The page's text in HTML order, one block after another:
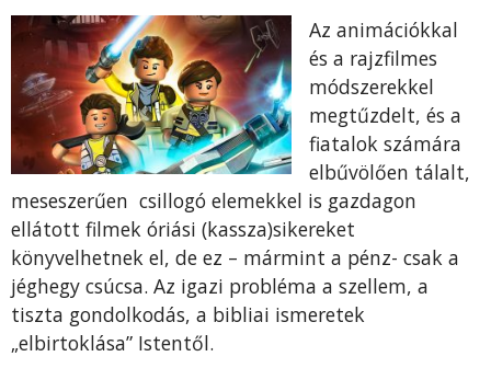
Az animációkkal
és a rajzfilmes
módszerekkel
megtűzdelt, és a
fiatalok számára
elbűvölően tálalt,
meseszerűen csillogó elemekkel is gazdagon
ellátott filmek óriási (kassza)sikereket
könyvelhetnek el, de ez – mármint a pénz- csak a
jéghegy csúcsa. Az igazi probléma a szellem, a
tiszta gondolkodás, a bibliai ismeretek
„elbirtoklása” Istentől.